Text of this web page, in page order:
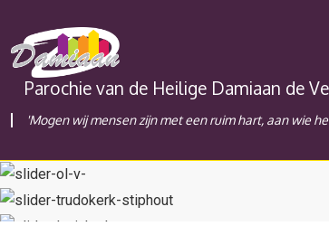
Parochie van de Heilige Damiaan de
'Mogen wij mensen zijn met een ruim hart, aan wie